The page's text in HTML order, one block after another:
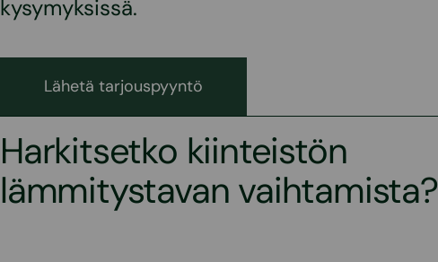
kysymyksissä.
Lähetä tarjouspyyntö
Harkitsetko kiinteistön
lämmitystavan vaihtamista?